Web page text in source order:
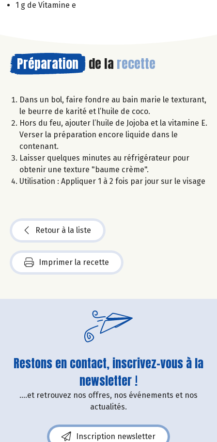
1 g de Vitamine e
Préparation de la recette
Dans un bol, faire fondre au bain marie le texturant,
le beurre de karité et l’huile de coco.
Hors du feu, ajouter l’huile de Jojoba et la vitamine E.
Verser la préparation encore liquide dans le
contenant.
Laisser quelques minutes au réfrigérateur pour
obtenir une texture "baume crème".
Utilisation : Appliquer 1 à 2 fois par jour sur le visage
Retour à la liste
Imprimer la recette
Restons en contact, inscrivez-vous à la
newsletter !
....et retrouvez nos offres, nos événements et nos
actualités.
Inscription newsletter